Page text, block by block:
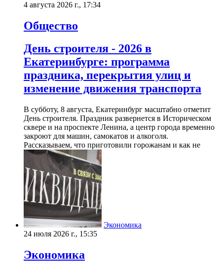
4 августа 2026 г., 17:34
Общество
День строителя - 2026 в
Екатеринбурге: программа
праздника, перекрытия улиц и
изменение движения транспорта
В субботу, 8 августа, Екатеринбург масштабно отметит
День строителя. Праздник развернется в Историческом
сквере и на проспекте Ленина, а центр города временно
закроют для машин, самокатов и алкоголя.
Рассказываем, что приготовили горожанам и как не
Экономика
24 июля 2026 г., 15:35
Экономика